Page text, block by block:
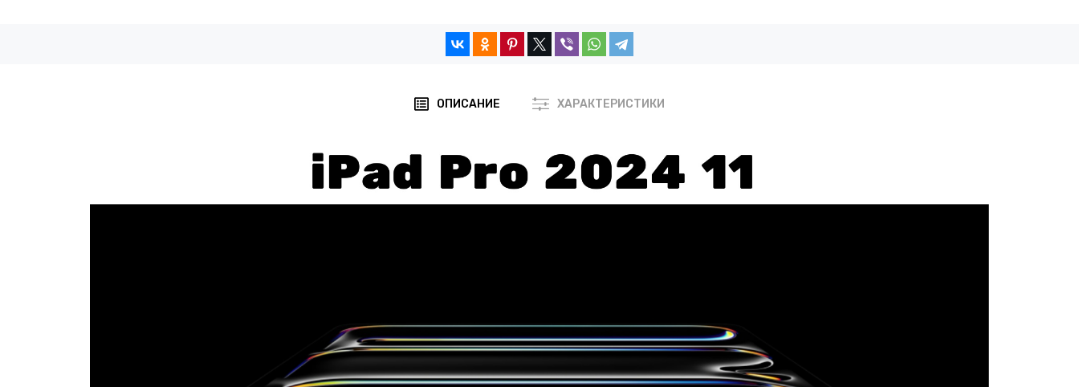
ОПИСАНИЕ ХАРАКТЕРИСТИКИ